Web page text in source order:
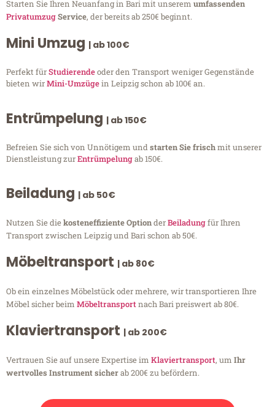
Starten Sie Ihren Neuanfang in Bari mit unserem umfassenden
PrivatumzugService, der bereits ab 250€ beginnt.
Mini Umzug | ab 100€
Perfekt fürStudierendeoder den Transport weniger Gegenstände
bieten wirMini-Umzügein Leipzig schon ab 100€ an.
Entrümpelung | ab 150€
Befreien Sie sich von Unnötigem undstarten Sie frischmit unserer
Dienstleistung zurEntrümpelungab 150€.
Beiladung | ab 50€
Nutzen Sie diekosteneffiziente OptionderBeiladungfür Ihren
Transport zwischen Leipzig und Bari schon ab 50€.
Möbeltransport | ab 80€
Ob ein einzelnes Möbelstück oder mehrere, wir transportieren Ihre
Möbel sicher beim Möbeltransportnach Bari preiswert ab 80€.
Klaviertransport | ab 200€
Vertrauen Sie auf unsere Expertise im Klaviertransport, um Ihr
wertvolles Instrument sicherab 200€ zu befördern.